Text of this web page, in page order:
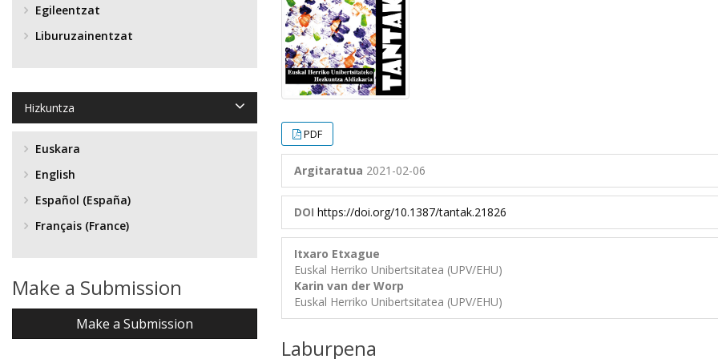
PDF
Argitaratua 2021-02-06
DOI https://doi.org/10.1387/tantak.21826
Itxaro Etxague
Euskal Herriko Unibertsitatea (UPV/EHU)
Karin van der Worp
Euskal Herriko Unibertsitatea (UPV/EHU)
Laburpena
Egileentzat
Liburuzainentzat
Hizkuntza
Euskara
English
Español (España)
Français (France)
Make a Submission
Make a Submission